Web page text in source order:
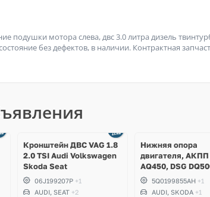
подушки мотора слева, двс 3.0 литра дизель
без дефектов, в наличии. Контрактная
Кронштейн ДВС VAG 1.8
2.0 TSI Audi Volkswagen
Skoda Seat
06J199207P +1
AUDI, SEAT +2
Нижняя опора
двигателя, АКПП
AQ450, DSG
MQB Audi RS3,
RSQ3, Volkswagen
5Q0199855AH +1
AUDI, SKODA +1